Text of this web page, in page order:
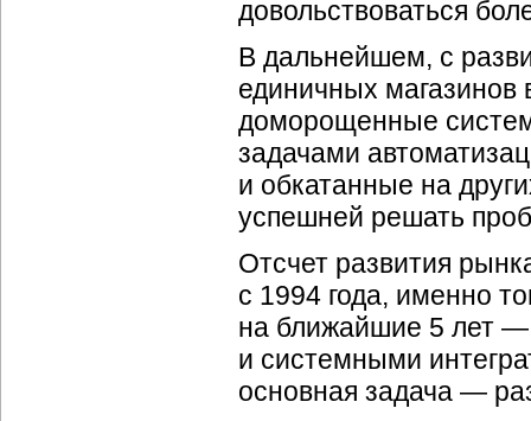
довольствоваться
В дальнейшем, с
единичных
доморощенные
задачами
и обкатанные на
успешней решать
Отсчет развития
с 1994 года, именно
на ближайшие 5 лет —
и системными
основная задача —